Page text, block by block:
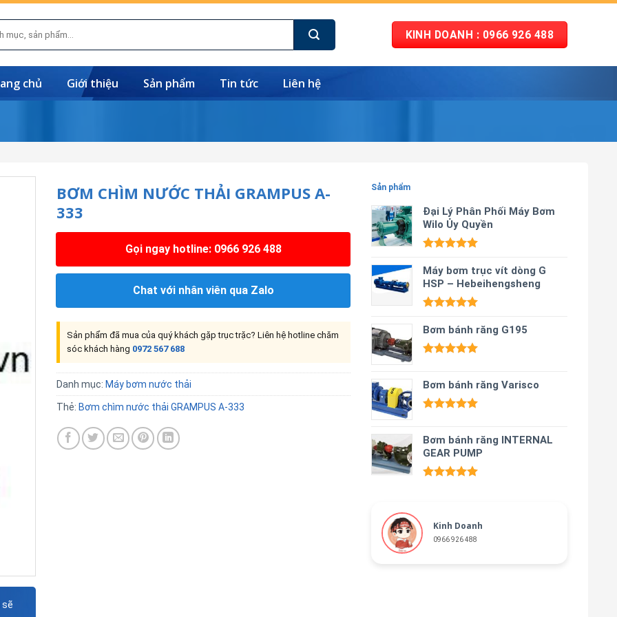
KINH DOANH : 0966 926 488
chủ Giới thiệu Sản phẩm Tin tức Liên hệ
Sản phẩm
Đại Lý Phân Phối Máy Bơm
Wilo Ủy Quyền
hạng5.00
5 sao
Máy bơm trục vít dòng G
HSP – Hebeihengsheng
hạng5.00
5 sao
Bơm bánh răng G195
5 sao
Bơm bánh răng Varisco
5 sao
Bơm bánh răng INTERNAL
GEAR PUMP
Kinh Doanh
0966 926 488
sẽ
BƠM CHÌM NƯỚC THẢI GRAMPUS A-
333
Gọi ngay hotline: 0966 926 488
Chat với nhân viên qua Zalo
Sản phẩm đã mua của quý khách gặp trục trặc? Liên hệ hotline chăm
sóc khách hàng 0972 567 688
Danh mục: Máy bơm nước thải
Thẻ: Bơm chìm nước thải GRAMPUS A-333